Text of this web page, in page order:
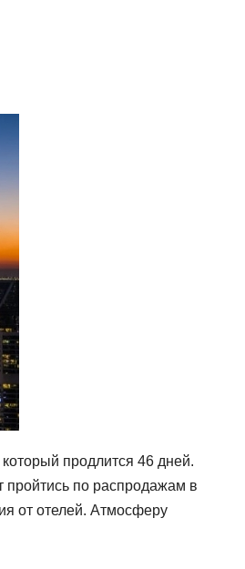
продлится 46 дней.
пройтись по распродажам в
от отелей. Атмосферу